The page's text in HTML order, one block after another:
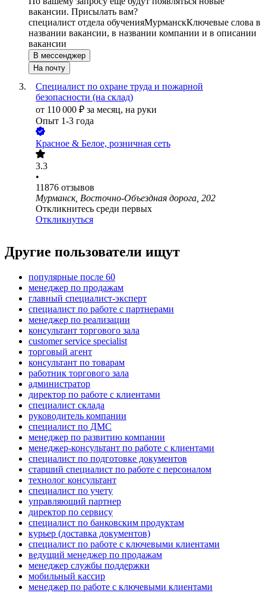
вакансии. Присылать вам?
специалист отдела обученияМурманскКлючевые слова в
названии вакансии, в названии компании и в описании
вакансии
В мессенджер
На почту
Специалист по охране труда и пожарной
безопасности (на склад)
от 110 000 ₽ за месяц, на руки
Опыт 1-3 года
Красное & Белое, розничная сеть
3.3
•
11876 отзывов
Мурманск, Восточно-Объездная дорога, 202
Откликнитесь среди первых
Откликнуться
Другие пользователи ищут
популярные после 60
менеджер по продажам
главный специалист-эксперт
специалист по работе с партнерами
менеджер по реализации
консультант торгового зала
customer service specialist
торговый агент
консультант по товарам
работник торгового зала
администратор
директор по работе с клиентами
специалист склада
руководитель компании
специалист по ДМС
менеджер по развитию компании
менеджер-консультант по работе с клиентами
специалист по подготовке документов
старший специалист по работе с персоналом
технолог консультант
специалист по учету
управляющий партнер
директор по сервису
специалист по банковским продуктам
курьер (доставка документов)
специалист по работе с ключевыми клиентами
ведущий менеджер по продажам
менеджер службы поддержки
мобильный кассир
менеджер по работе с ключевыми клиентами